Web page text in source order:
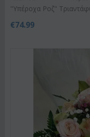
"Υπέροχα Ροζ"
€74.99